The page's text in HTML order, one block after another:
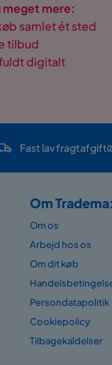
mere:
samlet ét sted
tilbud
digitalt
Fast lav fragtafgift
Om
Om os
Arbejd hos os
Om dit køb
Persondatapolitik
Cookiepolicy
Tilbagekaldelser